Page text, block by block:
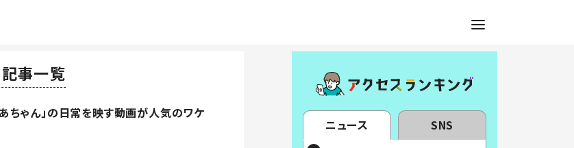
事一覧
ちゃん」の日常を映す動画が人気のワケ
ニュース SNS